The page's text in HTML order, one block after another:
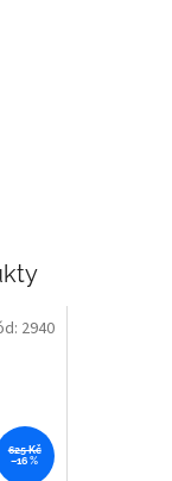
625 Kč
–16 %
2940